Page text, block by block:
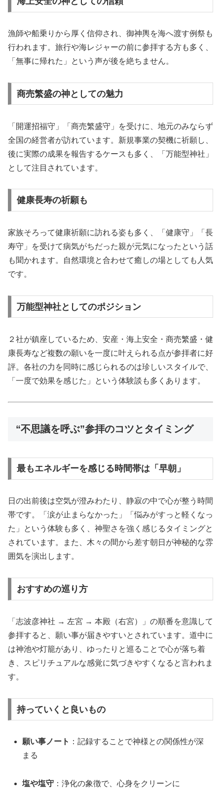
漁師や船乗りから厚く信仰され、御神輿を海へ渡す例祭も
行われます。旅行や海レジャーの前に参拝する方も多く、
「無事に帰れた」という声が後を絶ちません。
商売繁盛の神としての魅力
「開運招福守」「商売繁盛守」を受けに、地元のみならず
全国の経営者が訪れています。新規事業の契機に祈願し、
後に実際の成果を報告するケースも多く、「万能型神社」
として注目されています。
健康長寿の祈願も
家族そろって健康祈願に訪れる姿も多く、「健康守」「長
寿守」を受けて病気がちだった親が元気になったという話
も聞かれます。自然環境と合わせて癒しの場としても人気
です。
万能型神社としてのポジション
２社が鎮座しているため、安産・海上安全・商売繁盛・健
康長寿など複数の願いを一度に叶えられる点が参拝者に好
評。各社の力を同時に感じられるのは珍しいスタイルで、
「一度で効果を感じた」という体験談も多くあります。
“不思議を呼ぶ”参拝のコツとタイミング
最もエネルギーを感じる時間帯は「早朝」
日の出前後は空気が澄みわたり、静寂の中で心が整う時間
帯です。「涙が止まらなかった」「悩みがすっと軽くなっ
た」という体験も多く、神聖さを強く感じるタイミングと
されています。また、木々の間から差す朝日が神秘的な雰
囲気を演出します。
おすすめの巡り方
「志波彦神社 → 左宮 → 本殿（右宮）」の順番を意識して
参拝すると、願い事が届きやすいとされています。道中に
は神池や灯籠があり、ゆったりと巡ることで心が落ち着
き、スピリチュアルな感覚に気づきやすくなると言われま
す。
持っていくと良いもの
願い事ノート ：記録することで神様との関係性が深
まる
塩や塩守 ：浄化の象徴で、心身をクリーンに